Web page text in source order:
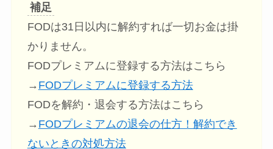
補足
FODは31日以内に解約すれば一切お金は掛
かりません。
FODプレミアムに登録する方法はこちら
→ FODプレミアムに登録する方法
FODを解約・退会する方法はこちら
→ FODプレミアムの退会の仕方！解約でき
ないときの対処方法